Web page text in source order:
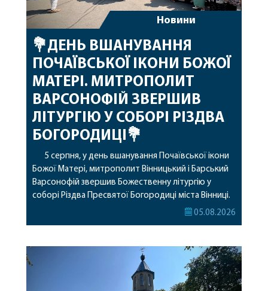
Новини
💐ДЕНЬ ВШАНУВАННЯ
ПОЧАЇВСЬКОЇ ІКОНИ БОЖОЇ
МАТЕРІ. МИТРОПОЛИТ
ВАРСОНОФІЙ ЗВЕРШИВ
ЛІТУРГІЮ У СОБОРІ РІЗДВА
БОГОРОДИЦІ💐
5 серпня, у день вшанування Почаївської ікони
Божої Матері, митрополит Вінницький і Барський
Варсонофій звершив Божественну літургію у
соборі Різдва Пресвятої Богородиці міста Вінниці.
Його Високопреосвященству співслужили
священному сані. Під час богослужіння підносилися
особливі молитви за мир в Україні, за воїнів, які
05.08.2026